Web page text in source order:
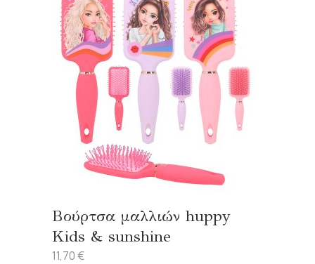
Βούρτσα μαλλιών huppy
Kids & sunshine
11,70€